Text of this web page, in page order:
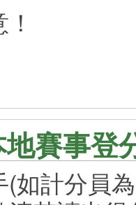
賽事登
如計分員